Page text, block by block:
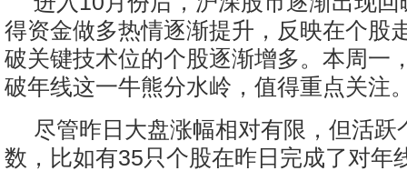
得资金做多热情逐渐提升，反映在个股
破关键技术位的个股逐渐增多。本周一
破年线这一牛熊分水岭，值得重点关注
尽管昨日大盘涨幅相对有限，但活跃
数，比如有35只个股在昨日完成了对年